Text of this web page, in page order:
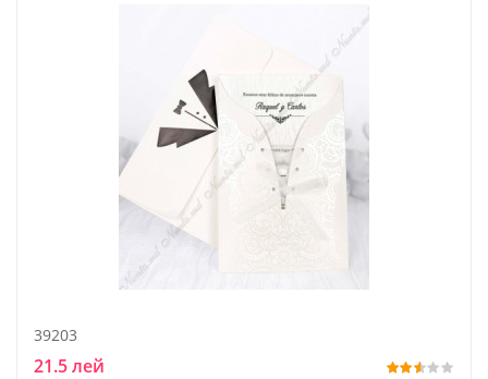
39203
21.5 лей